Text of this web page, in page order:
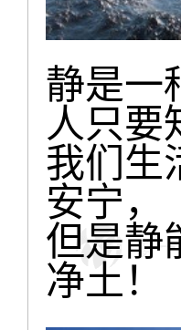
静是一
人只要
我们生
安宁，
但是静
净土！